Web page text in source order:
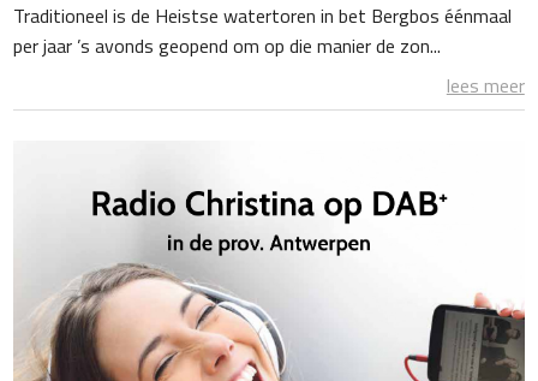
Traditioneel is de Heistse watertoren in bet Bergbos éénmaal
per jaar ’s avonds geopend om op die manier de zon...
lees meer